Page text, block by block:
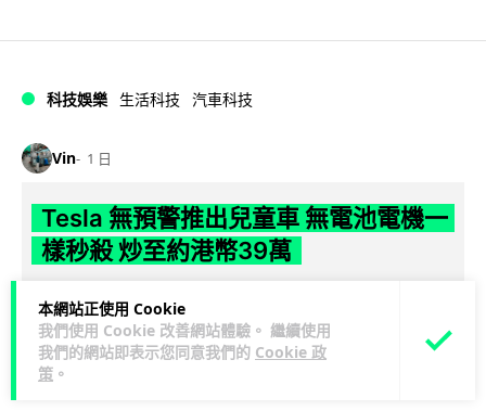
本網站正使用 Cookie
我們使用 Cookie 改善網站體驗。 繼續使用
我們的網站即表示您同意我們的 Cookie 政
策 。
科技娛樂 生活科技 汽車科技
Vin 1 日
Tesla 無預警推出兒童車 無電池電機一
樣秒殺 炒至約港幣39萬
Tesla 無預警推出 Balance Bike for Kids 兒童平衡車，定價
225 美元（約港幣 HK$1,755）。雖然車身並無...
393